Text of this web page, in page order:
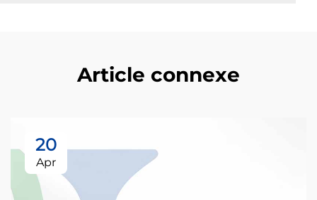
Article connexe
20
Apr